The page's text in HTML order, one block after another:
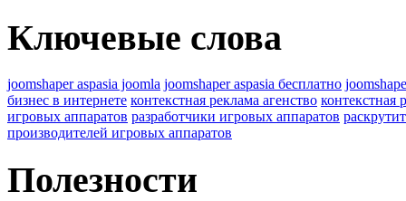
Ключевые слова
joomshaper aspasia joomla joomshaper aspasia бесплатно
бизнес в интернете контекстная реклама агенство контекстная
игровых аппаратов разработчики игровых аппаратов
производителей игровых аппаратов
Полезности